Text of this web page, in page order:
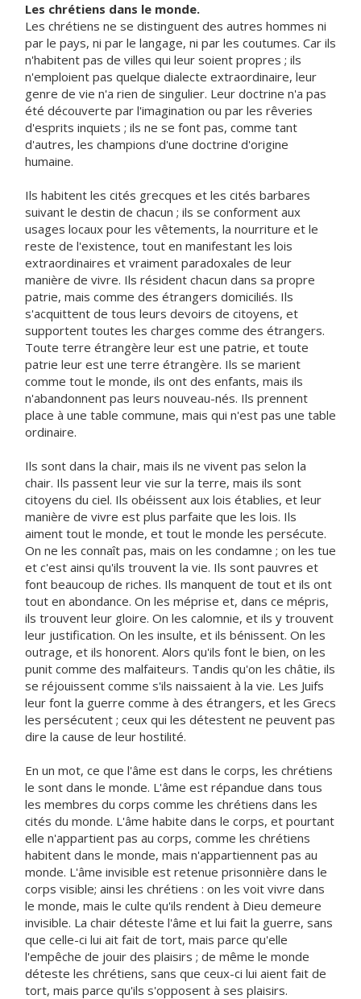
Les chrétiens dans le monde.
Les chrétiens ne se distinguent des autres hommes ni
par le pays, ni par le langage, ni par les coutumes. Car ils
n'habitent pas de villes qui leur soient propres ; ils
n'emploient pas quelque dialecte extraordinaire, leur
genre de vie n'a rien de singulier. Leur doctrine n'a pas
été découverte par l'imagination ou par les rêveries
d'esprits inquiets ; ils ne se font pas, comme tant
d'autres, les champions d'une doctrine d'origine
humaine.
Ils habitent les cités grecques et les cités barbares
suivant le destin de chacun ; ils se conforment aux
usages locaux pour les vêtements, la nourriture et le
reste de l'existence, tout en manifestant les lois
extraordinaires et vraiment paradoxales de leur
manière de vivre. Ils résident chacun dans sa propre
patrie, mais comme des étrangers domiciliés. Ils
s'acquittent de tous leurs devoirs de citoyens, et
supportent toutes les charges comme des étrangers.
Toute terre étrangère leur est une patrie, et toute
patrie leur est une terre étrangère. Ils se marient
comme tout le monde, ils ont des enfants, mais ils
n'abandonnent pas leurs nouveau-nés. Ils prennent
place à une table commune, mais qui n'est pas une table
ordinaire.
Ils sont dans la chair, mais ils ne vivent pas selon la
chair. Ils passent leur vie sur la terre, mais ils sont
citoyens du ciel. Ils obéissent aux lois établies, et leur
manière de vivre est plus parfaite que les lois. Ils
aiment tout le monde, et tout le monde les persécute.
On ne les connaît pas, mais on les condamne ; on les tue
et c'est ainsi qu'ils trouvent la vie. Ils sont pauvres et
font beaucoup de riches. Ils manquent de tout et ils ont
tout en abondance. On les méprise et, dans ce mépris,
ils trouvent leur gloire. On les calomnie, et ils y trouvent
leur justification. On les insulte, et ils bénissent. On les
outrage, et ils honorent. Alors qu'ils font le bien, on les
punit comme des malfaiteurs. Tandis qu'on les châtie, ils
se réjouissent comme s'ils naissaient à la vie. Les Juifs
leur font la guerre comme à des étrangers, et les Grecs
les persécutent ; ceux qui les détestent ne peuvent pas
dire la cause de leur hostilité.
En un mot, ce que l'âme est dans le corps, les chrétiens
le sont dans le monde. L'âme est répandue dans tous
les membres du corps comme les chrétiens dans les
cités du monde. L'âme habite dans le corps, et pourtant
elle n'appartient pas au corps, comme les chrétiens
habitent dans le monde, mais n'appartiennent pas au
monde. L'âme invisible est retenue prisonnière dans le
corps visible; ainsi les chrétiens : on les voit vivre dans
le monde, mais le culte qu'ils rendent à Dieu demeure
invisible. La chair déteste l'âme et lui fait la guerre, sans
que celle-ci lui ait fait de tort, mais parce qu'elle
l'empêche de jouir des plaisirs ; de même le monde
déteste les chrétiens, sans que ceux-ci lui aient fait de
tort, mais parce qu'ils s'opposent à ses plaisirs.